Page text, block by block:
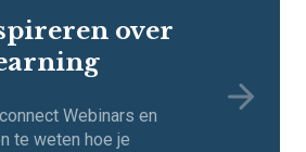
over
Webinars en
te weten hoe je